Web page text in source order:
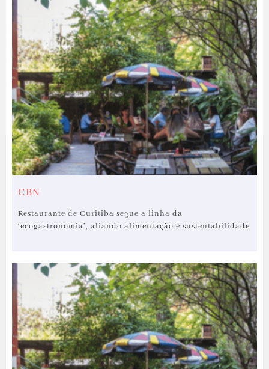
CBN
Restaurante de Curitiba segue a linha da
‘ecogastronomia’, aliando alimentação e sustentabilidade